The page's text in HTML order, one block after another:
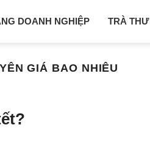
DOANH NGHIỆP TRÀ THƯ
GIÁ BAO NHIÊU